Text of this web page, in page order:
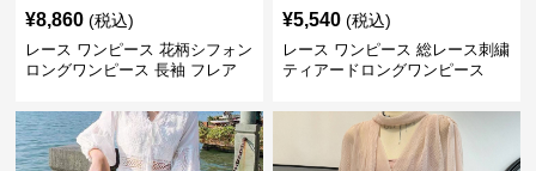
¥8,860 (税込)
レース ワンピース 花柄シフォン
ロングワンピース 長袖 フレア
¥5,540 (税込)
レース ワンピース 総レース刺繍
ティアードロングワンピース